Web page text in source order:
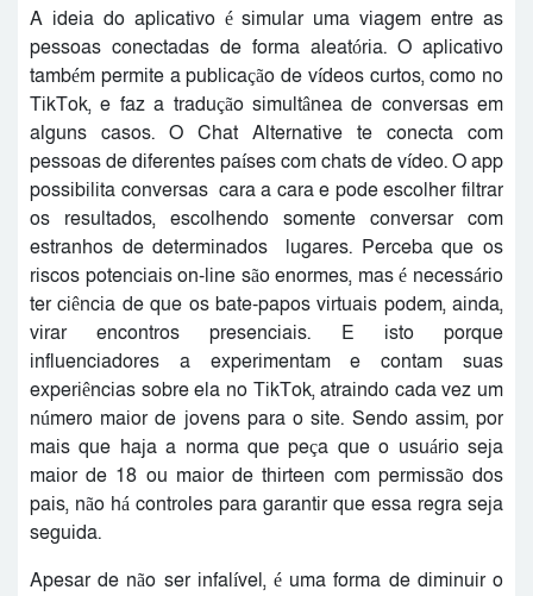
A ideia do aplicativo é simular uma viagem entre as
pessoas conectadas de forma aleatória. O aplicativo
também permite a publicação de vídeos curtos, como no
TikTok, e faz a tradução simultânea de conversas em
alguns casos. O Chat Alternative te conecta com
pessoas de diferentes países com chats de vídeo. O app
possibilita conversas cara a cara e pode escolher filtrar
os resultados, escolhendo somente conversar com
estranhos de determinados lugares. Perceba que os
riscos potenciais on-line são enormes, mas é necessário
ter ciência de que os bate-papos virtuais podem, ainda,
virar encontros presenciais. E isto porque
influenciadores a experimentam e contam suas
experiências sobre ela no TikTok, atraindo cada vez um
número maior de jovens para o site. Sendo assim, por
mais que haja a norma que peça que o usuário seja
maior de 18 ou maior de thirteen com permissão dos
pais, não há controles para garantir que essa regra seja
seguida.
Apesar de não ser infalível, é uma forma de diminuir o